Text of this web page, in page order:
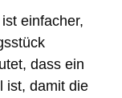
einfacher,
dass ein
ist, damit die